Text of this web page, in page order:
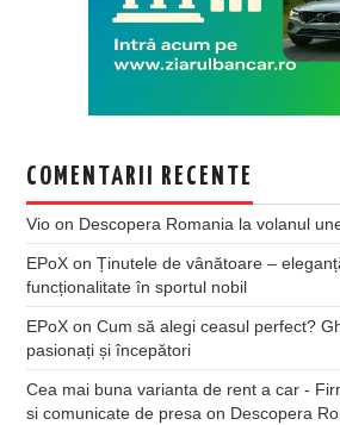
COMENTARII RECENTE
Vio on Descopera Romania la volanul
EPoX onȚinutele de vânătoare –
funcționalitate în sportul nobil
EPoX onCum să alegi ceasul perfect?
pasionați și începători
Cea mai buna varianta de rent a car -
si comunicate de presa on Descopera